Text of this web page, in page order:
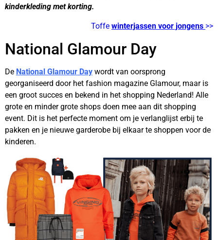
kinderkleding met korting.
Toffe winterjassen voor jongens >>
National Glamour Day
De National Glamour Day wordt van oorsprong
georganiseerd door het fashion magazine Glamour, maar is
een groot succes en bekend in het shopping Nederland! Alle
grote en minder grote shops doen mee aan dit shopping
event. Dit is het perfecte moment om je verlanglijst erbij te
pakken en je nieuwe garderobe bij elkaar te shoppen voor de
kinderen.